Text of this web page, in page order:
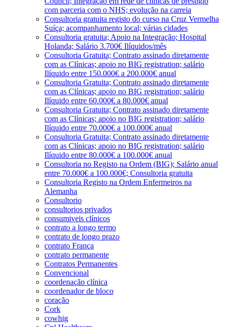
com parceria com o NHS; evolução na carreia
Consultoria gratuita registo do curso na Cruz Vermelha
Suíça; acompanhamento local; várias cidades
Consultoria gratuita; Apoio na Integração; Hospital
Holanda; Salário 3.700€ Ilíquidos/mês
Consultoria Gratuita; Contrato assinado diretamente
com as Clínicas; apoio no BIG registration; salário
Ilíquido entre 150.000€ a 200.000€ anual
Consultoria Gratuita; Contrato assinado diretamente
com as Clínicas; apoio no BIG registration; salário
Ilíquido entre 60.000€ a 80.000€ anual
Consultoria Gratuita; Contrato assinado diretamente
com as Clínicas; apoio no BIG registration; salário
Ilíquido entre 70.000€ a 100.000€ anual
Consultoria Gratuita; Contrato assinado diretamente
com as Clínicas; apoio no BIG registration; salário
Ilíquido entre 80.000€ a 100.000€ anual
Consultoria no Registo na Ordem (BIG); Salário anual
entre 70.000€ a 100.000€; Consultoria gratuita
Consultoria Registo na Ordem Enfermeiros na
Alemanha
Consultorio
consultorios privados
consumiveis clínicos
contrato a longo termo
contrato de longo prazo
contrato França
contrato permanente
Contratos Permanentes
Convencional
coordenação clínica
coordenador de bloco
coração
Cork
cowhig